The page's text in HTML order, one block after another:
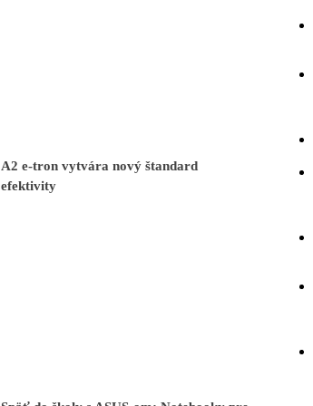
A2 e-tron vytvára nový štandard
efektivity